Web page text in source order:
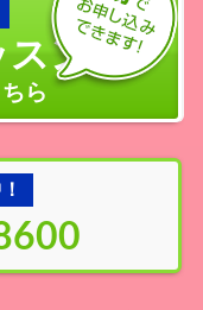
ン
ら